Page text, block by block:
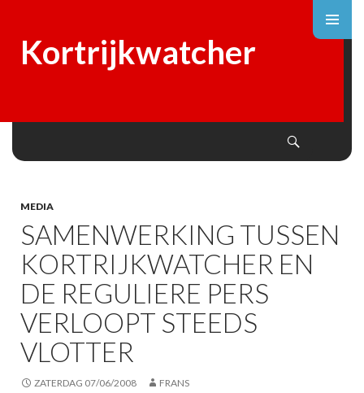
Kortrijkwatcher
MEDIA
SAMENWERKING TUSSEN
KORTRIJKWATCHER EN
DE REGULIERE PERS
VERLOOPT STEEDS
VLOTTER
ZATERDAG 07/06/2008 FRANS